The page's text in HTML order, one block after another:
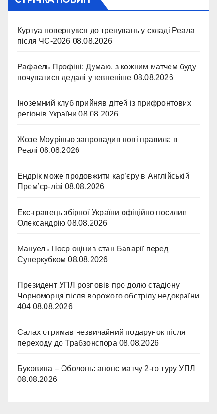
Куртуа повернувся до тренувань у складі Реала
після ЧС-2026 08.08.2026
Рафаель Профіні: Думаю, з кожним матчем буду
почуватися дедалі упевненіше 08.08.2026
Іноземний клуб прийняв дітей із прифронтових
регіонів України 08.08.2026
Жозе Моурінью запровадив нові правила в
Реалі 08.08.2026
Ендрік може продовжити кар’єру в Англійській
Прем’єр-лізі 08.08.2026
Екс-гравець збірної України офіційно посилив
Олександрію 08.08.2026
Мануель Ноєр оцінив стан Баварії перед
Суперкубком 08.08.2026
Президент УПЛ розповів про долю стадіону
Чорноморця після ворожого обстрілу недокраїни
404 08.08.2026
Салах отримав незвичайний подарунок після
переходу до Трабзонспора 08.08.2026
Буковина – Оболонь: анонс матчу 2-го туру УПЛ
08.08.2026